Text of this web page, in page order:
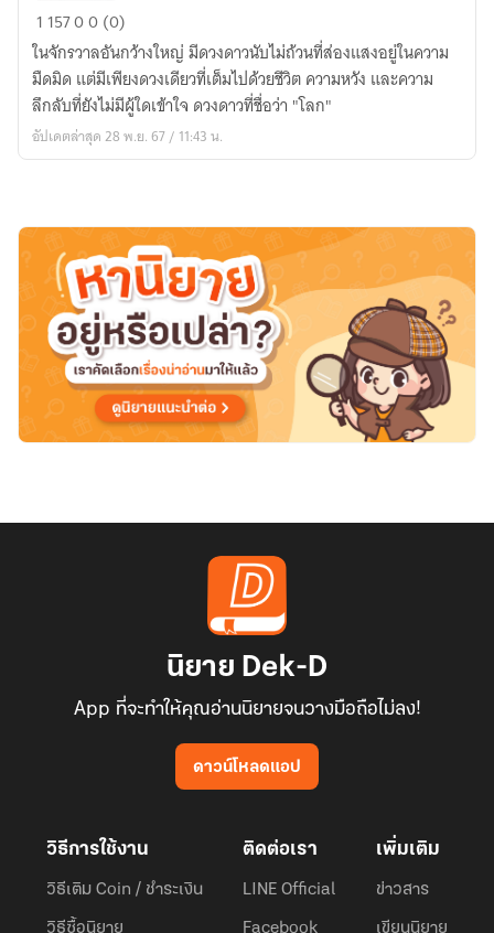
ดวงดาว
ที่
ชื่อ
ว่า
โลก
1 15700 (0)
ในจักรวาลอันกว้างใหญ่ มีดวงดาวนับไม่ถ้วนที่ส่องแสงอยู่ในความ
มืดมิด แต่มีเพียงดวงเดียวที่เต็มไปด้วยชีวิต ความหวัง และความ
ลึกลับที่ยังไม่มีผู้ใดเข้าใจ ดวงดาวที่ชื่อว่า "โลก"
อัปเดตล่าสุด 28 พ.ย. 67 / 11:43 น.
นิยาย Dek-D
App ที่จะทำให้คุณอ่านนิยายจนวางมือถือไม่ลง!
ดาวน์โหลดแอป
วิธีการใช้งาน
วิธีเติม Coin / ชำระเงิน
วิธีซื้อนิยาย
ติดต่อเรา
LINE Official
Facebook
เพิ่มเติม
ข่าวสาร
เขียนนิยาย